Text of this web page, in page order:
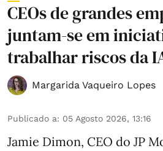
CEOs de grandes
juntam-se em
trabalhar riscos da
Margarida Vaqueiro Lopes
Publicado a: 05 Agosto 2026, 13:16
Jamie Dimon, CEO do JP